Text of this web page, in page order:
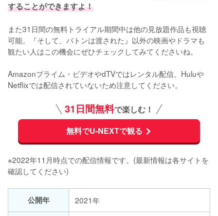
することができますよ！
また31日間の無料トライアル期間中は他の見放題作品も視聴
可能。『そして、バトンは渡された』以外の映画やドラマも
観たい人はこの機会にぜひチェックしてみてくださいね。
Amazonプライム・ビデオやdTVではレンタル配信、Huluや
Netflixでは配信されていないため注意してください。
31日間無料で楽しむ！
無料でU-NEXTで観る
※2022年11月時点での配信情報です。(最新情報は各サイトを
確認してください)
公開年 2021年